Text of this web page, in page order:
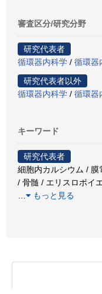
審査区分/研究分野
研究代表者
循環器内科学 / 循環器
研究代表者以外
循環器内科学 / 循環器
キーワード
研究代表者
細胞内カルシウム /
/ 骨髄 / エリスロポイ
もっと見る